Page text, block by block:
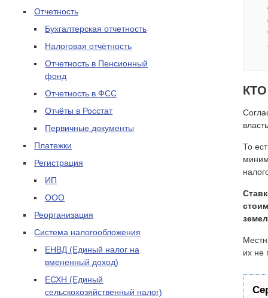
Отчетность
Бухгалтерская отчетность
Налоговая отчётность
Отчетность в Пенсионный
фонд
Отчетность в ФСС
Отчёты в Росстат
Первичные документы
Платежки
Регистрация
ИП
ООО
Реорганизация
Система налогообложения
ЕНВД (Единый налог на
вмененный доход)
ЕСХН (Единый
сельскохозяйственный налог)
То
их не